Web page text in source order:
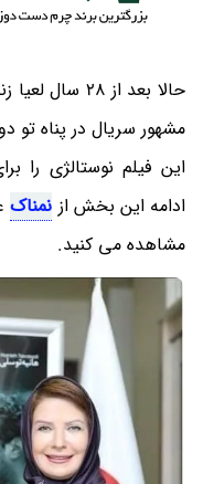
حالا بعد از
مشهور سریال در پناه تو
این فیلم نوستالژی را
ادامه این بخش از نمناک
مشاهده می کنید.